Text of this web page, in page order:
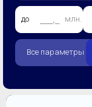
до млн.
Все параметры